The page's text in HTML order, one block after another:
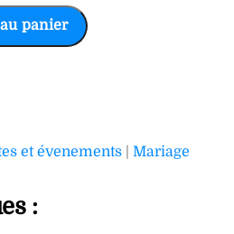
panier
et évenements |Mariage
: